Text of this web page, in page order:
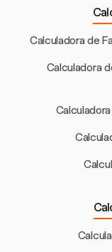
Calculadora de
Calculadora